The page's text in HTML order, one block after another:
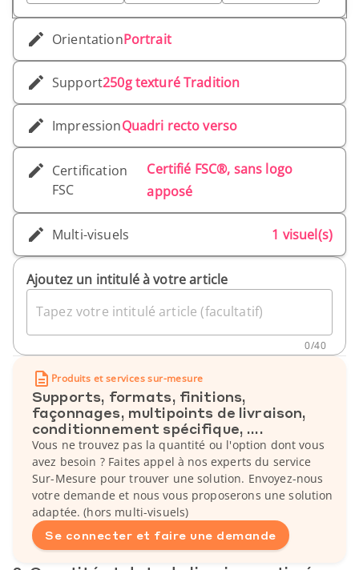
OrientationPortrait
Support250g texturé Tradition
ImpressionQuadri recto verso
Certification
FSC
Certifié FSC®, sans logo
apposé
Multi-visuels 1 visuel(s)
Ajoutez un intitulé à votre article
Tapez votre intitulé article (facultatif)
0/40
Produits et services sur-mesure
Supports, formats, finitions,
façonnages, multipoints de livraison,
conditionnement spécifique, ....
Vous ne trouvez pas la quantité ou l'option dont vous
avez besoin ? Faites appel à nos experts du service
Sur-Mesure pour trouver une solution. Envoyez-nous
votre demande et nous vous proposerons une solution
adaptée. (hors multi-visuels)
Se connecter et faire une demande